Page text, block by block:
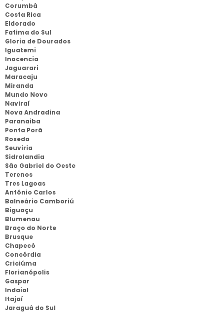
Corumbá
Costa Rica
Eldorado
Fatima do Sul
Gloria de Dourados
Iguatemi
Inocencia
Jaguarari
Maracaju
Miranda
Mundo Novo
Naviraí
Nova Andradina
Paranaiba
Ponta Porã
Roxeda
Seuviria
Sidrolandia
São Gabriel do Oeste
Terenos
Tres Lagoas
Antônio Carlos
Balneário Camboriú
Biguaçu
Blumenau
Braço do Norte
Brusque
Chapecó
Concórdia
Criciúma
Florianópolis
Gaspar
Indaial
Itajaí
Jaraguá do Sul